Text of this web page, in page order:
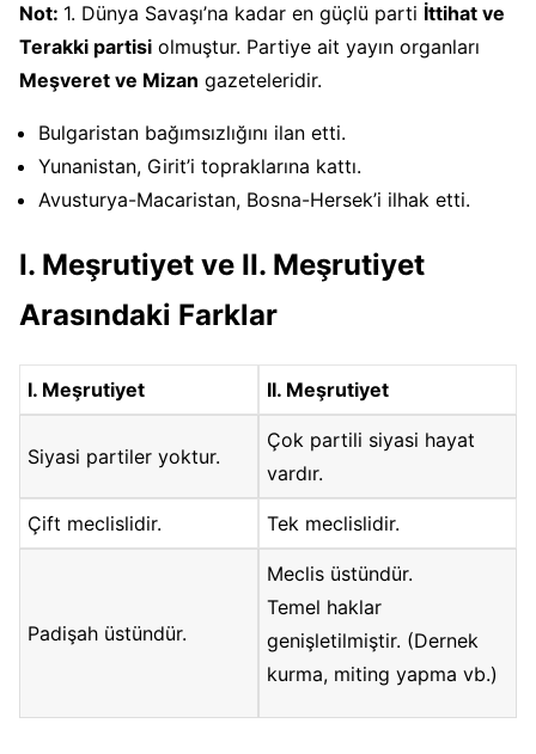
Not: 1. Dünya Savaşı’na kadar en güçlü parti İttihat ve
Terakki partisi olmuştur. Partiye ait yayın organları
Meşveret ve Mizan gazeteleridir.
Bulgaristan bağımsızlığını ilan etti.
Yunanistan, Girit’i topraklarına kattı.
Avusturya-Macaristan, Bosna-Hersek’i ilhak etti.
I. Meşrutiyet ve II. Meşrutiyet
Arasındaki Farklar
I. Meşrutiyet II. Meşrutiyet
Siyasi partiler yoktur.
Çok partili siyasi hayat
vardır.
Çift meclislidir. Tek meclislidir.
Padişah üstündür.
Meclis üstündür.
Temel haklar
genişletilmiştir. (Dernek
kurma, miting yapma vb.)